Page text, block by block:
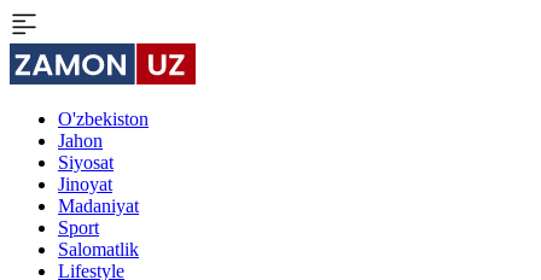
O'zbekiston
Jahon
Siyosat
Jinoyat
Madaniyat
Sport
Salomatlik
Lifestyle